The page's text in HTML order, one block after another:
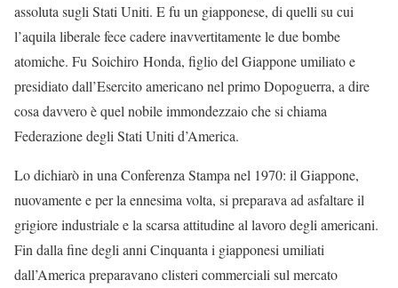
assoluta sugli Stati Uniti. E fu un giapponese, di quelli su cui
l’aquila liberale fece cadere inavvertitamente le due bombe
atomiche. Fu Soichiro Honda, figlio del Giappone umiliato e
presidiato dall’Esercito americano nel primo Dopoguerra, a dire
cosa davvero è quel nobile immondezzaio che si chiama
Federazione degli Stati Uniti d’America.
Lo dichiarò in una Conferenza Stampa nel 1970: il Giappone,
nuovamente e per la ennesima volta, si preparava ad asfaltare il
grigiore industriale e la scarsa attitudine al lavoro degli americani.
Fin dalla fine degli anni Cinquanta i giapponesi umiliati
dall’America preparavano clisteri commerciali sul mercato